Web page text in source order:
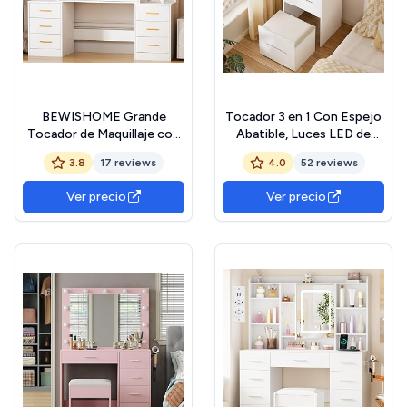
BEWISHOME Grande
Tocador de Maquillaje con
Luces LED, Brillo Ajustable,
Tocador con Espejo y 8
Cajones, Mesa de Maquillaje
Moderno con 8
Compartimentos para el
3.8 17 reviews
Ver precio
Tocador 3 en 1 Con Espejo
Abatible, Luces LED de
Brillo Ajustable, Escritorio
de Vidrio Visible, Compacto
Con 3 Cajones y Taburete
Acolchado Para Dormitorio
4.0 52 reviews
Ver precio